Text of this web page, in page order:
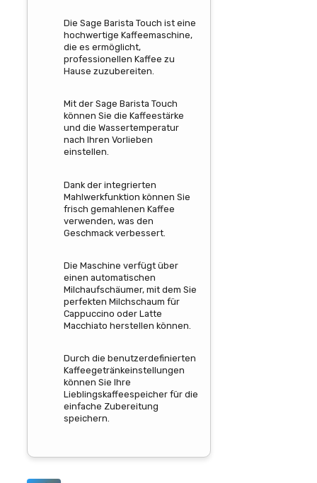
Die Sage Barista Touch ist eine
hochwertige Kaffeemaschine,
die es ermöglicht,
professionellen Kaffee zu
Hause zuzubereiten.
Mit der Sage Barista Touch
können Sie die Kaffeestärke
und die Wassertemperatur
nach Ihren Vorlieben
einstellen.
Dank der integrierten
Mahlwerkfunktion können Sie
frisch gemahlenen Kaffee
verwenden, was den
Geschmack verbessert.
Die Maschine verfügt über
einen automatischen
Milchaufschäumer, mit dem Sie
perfekten Milchschaum für
Cappuccino oder Latte
Macchiato herstellen können.
Durch die benutzerdefinierten
Kaffeegetränkeinstellungen
können Sie Ihre
Lieblingskaffeespeicher für die
einfache Zubereitung
speichern.